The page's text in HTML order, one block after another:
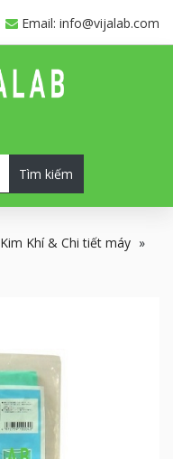
Email: info@vijalab.com
Tìm kiếm
Kim Khí & Chi tiết máy »